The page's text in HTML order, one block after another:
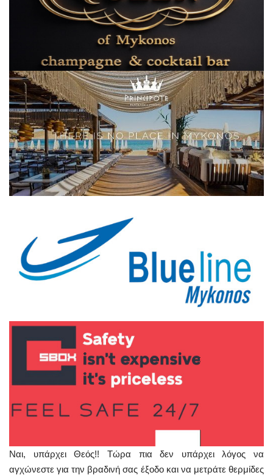
Local Elections 2023
About
Elections 2023
Γλώσσα
Ελληνικά English
Ναι, υπάρχει Θεός!! Τώρα πια δεν υπάρχει λόγος να
αγχώνεστε για την βραδινή σας έξοδο και να μετράτε θερμίδες